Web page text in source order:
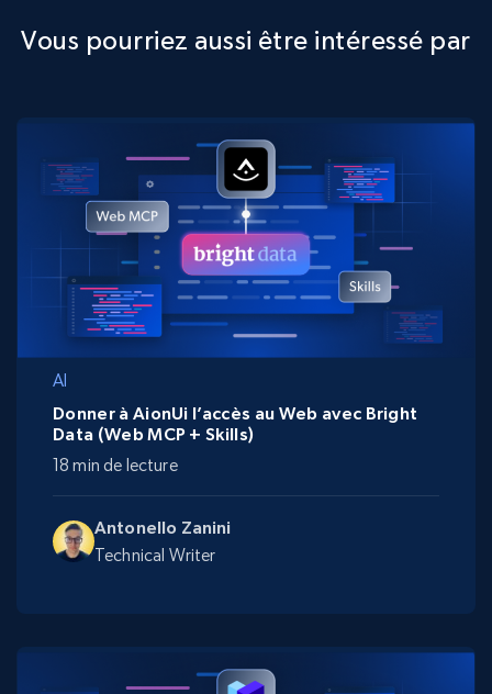
Vous pourriez aussi être intéressé par
AI
Antonello Zanini
Technical Writer
Donner à AionUi l’accès au Web avec Bright
Data (Web MCP + Skills)
18 min de lecture